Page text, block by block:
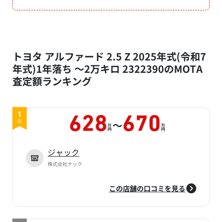
トヨタ アルファード 2.5 Z 2025年式(令和7
年式)1年落ち ～2万キロ 2322390のMOTA
査定額ランキング
1
位 628万
円 ～670 万
円
ジャック
株式会社ナック
この店舗の口コミを見る